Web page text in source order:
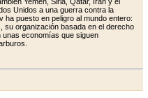
Unidos a una guerra contra la
ha puesto en peligro al mundo entero:
su organización basada en el derecho
unas economías que siguen